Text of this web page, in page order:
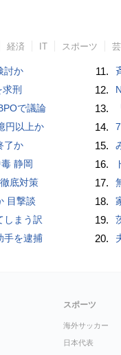
経済 IT スポーツ
討か
刑
で議論
円以上か
了か
静岡
底対策
目撃談
しまう訳
手を逮捕
11.
12.
13.
14.
15.
16.
17.
18.
19.
20.
スポーツ
海外サッカー
日本代表